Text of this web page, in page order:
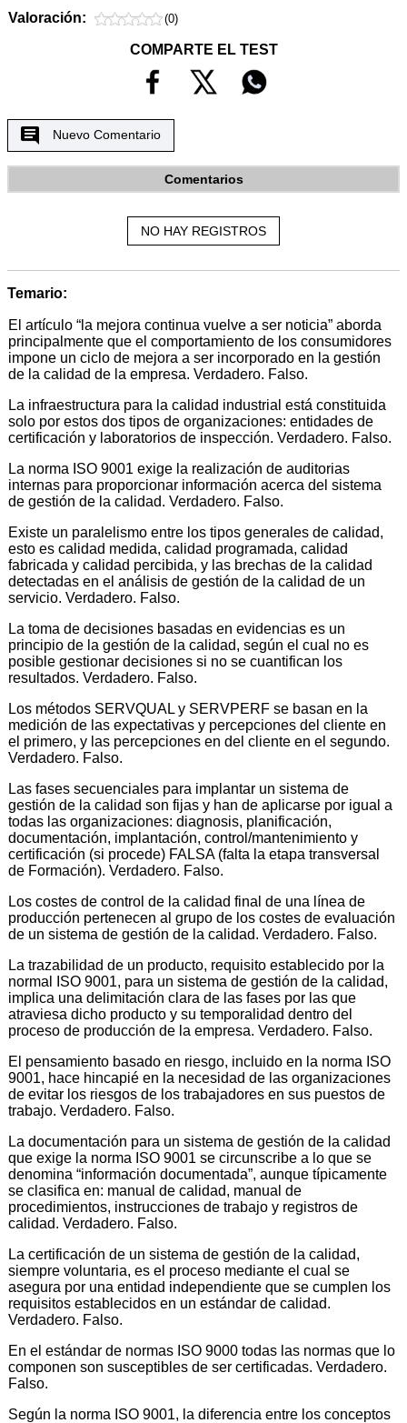
Valoración: (0)
COMPARTE EL TEST
Nuevo Comentario
Comentarios
NO HAY REGISTROS
Temario:
El artículo “la mejora continua vuelve a ser noticia” aborda
principalmente que el comportamiento de los consumidores
impone un ciclo de mejora a ser incorporado en la gestión
de la calidad de la empresa. Verdadero. Falso.
La infraestructura para la calidad industrial está constituida
solo por estos dos tipos de organizaciones: entidades de
certificación y laboratorios de inspección. Verdadero. Falso.
La norma ISO 9001 exige la realización de auditorias
internas para proporcionar información acerca del sistema
de gestión de la calidad. Verdadero. Falso.
Existe un paralelismo entre los tipos generales de calidad,
esto es calidad medida, calidad programada, calidad
fabricada y calidad percibida, y las brechas de la calidad
detectadas en el análisis de gestión de la calidad de un
servicio. Verdadero. Falso.
La toma de decisiones basadas en evidencias es un
principio de la gestión de la calidad, según el cual no es
posible gestionar decisiones si no se cuantifican los
resultados. Verdadero. Falso.
Los métodos SERVQUAL y SERVPERF se basan en la
medición de las expectativas y percepciones del cliente en
el primero, y las percepciones en del cliente en el segundo.
Verdadero. Falso.
Las fases secuenciales para implantar un sistema de
gestión de la calidad son fijas y han de aplicarse por igual a
todas las organizaciones: diagnosis, planificación,
documentación, implantación, control/mantenimiento y
certificación (si procede) FALSA (falta la etapa transversal
de Formación). Verdadero. Falso.
Los costes de control de la calidad final de una línea de
producción pertenecen al grupo de los costes de evaluación
de un sistema de gestión de la calidad. Verdadero. Falso.
La trazabilidad de un producto, requisito establecido por la
normal ISO 9001, para un sistema de gestión de la calidad,
implica una delimitación clara de las fases por las que
atraviesa dicho producto y su temporalidad dentro del
proceso de producción de la empresa. Verdadero. Falso.
El pensamiento basado en riesgo, incluido en la norma ISO
9001, hace hincapié en la necesidad de las organizaciones
de evitar los riesgos de los trabajadores en sus puestos de
trabajo. Verdadero. Falso.
La documentación para un sistema de gestión de la calidad
que exige la norma ISO 9001 se circunscribe a lo que se
denomina “información documentada”, aunque típicamente
se clasifica en: manual de calidad, manual de
procedimientos, instrucciones de trabajo y registros de
calidad. Verdadero. Falso.
La certificación de un sistema de gestión de la calidad,
siempre voluntaria, es el proceso mediante el cual se
asegura por una entidad independiente que se cumplen los
requisitos establecidos en un estándar de calidad.
Verdadero. Falso.
En el estándar de normas ISO 9000 todas las normas que lo
componen son susceptibles de ser certificadas. Verdadero.
Falso.
Según la norma ISO 9001, la diferencia entre los conceptos